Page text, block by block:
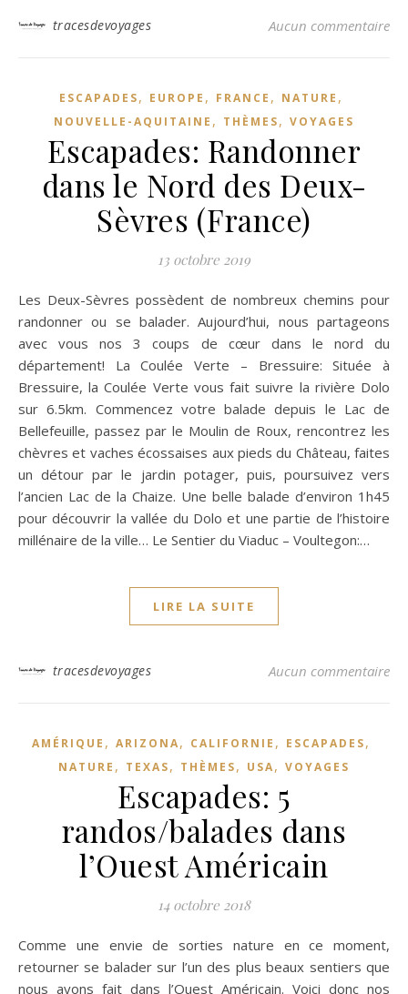
tracesdevoyages Aucun commentaire
ESCAPADES, EUROPE , FRANCE , NATURE ,
NOUVELLE-AQUITAINE , THÈMES, VOYAGES
Escapades: Randonner
dans le Nord des Deux-
Sèvres (France)
13 octobre 2019
Les Deux-Sèvres possèdent de nombreux chemins pour
randonner ou se balader. Aujourd’hui, nous partageons
avec vous nos 3 coups de cœur dans le nord du
département! La Coulée Verte – Bressuire: Située à
Bressuire, la Coulée Verte vous fait suivre la rivière Dolo
sur 6.5km. Commencez votre balade depuis le Lac de
Bellefeuille, passez par le Moulin de Roux, rencontrez les
chèvres et vaches écossaises aux pieds du Château, faites
un détour par le jardin potager, puis, poursuivez vers
l’ancien Lac de la Chaize. Une belle balade d’environ 1h45
pour découvrir la vallée du Dolo et une partie de l’histoire
millénaire de la ville… Le Sentier du Viaduc – Voultegon:…
LIRE LA SUITE
tracesdevoyages Aucun commentaire
AMÉRIQUE , ARIZONA, CALIFORNIE , ESCAPADES,
NATURE , TEXAS, THÈMES, USA, VOYAGES
Escapades: 5
randos/balades dans
l’Ouest Américain
14 octobre 2018
Comme une envie de sorties nature en ce moment,
retourner se balader sur l’un des plus beaux sentiers que
nous ayons fait dans l’Ouest Américain. Voici donc nos